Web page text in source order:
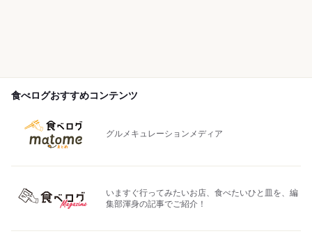
食べログおすすめコンテンツ
グルメキュレーションメディア
いますぐ行ってみたいお店、食べたいひと皿を、編
集部渾身の記事でご紹介！